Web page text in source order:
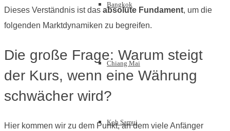
Bangkok
Chiang Mai
Koh Samui
Dieses Verständnis ist das absolute Fundament, um die
folgenden Marktdynamiken zu begreifen.
Die große Frage: Warum steigt
der Kurs, wenn eine Währung
schwächer wird?
Hier kommen wir zu dem Punkt, an dem viele Anfänger